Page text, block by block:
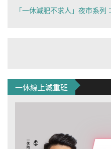
「一休減肥不求人」夜市系列
一休線上減重班